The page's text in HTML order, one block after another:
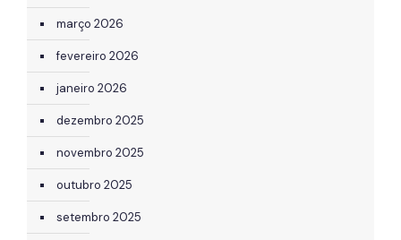
março 2026
fevereiro 2026
janeiro 2026
dezembro 2025
novembro 2025
outubro 2025
setembro 2025